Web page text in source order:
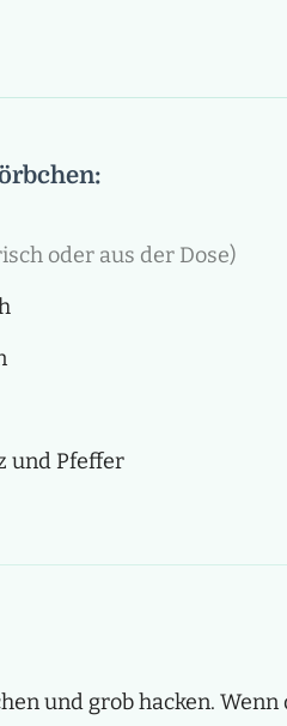
oder aus der Dose)
und Pfeffer
und grob hacken.